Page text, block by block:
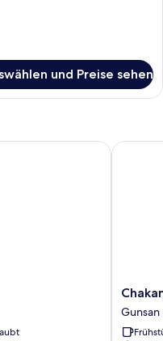
und Preise sehen
Chakan
Hotel
Gunsan
Gunsan
Chakan